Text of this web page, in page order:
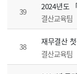
39
2024년도
결산교육팀
38
재무결산
결산교육팀